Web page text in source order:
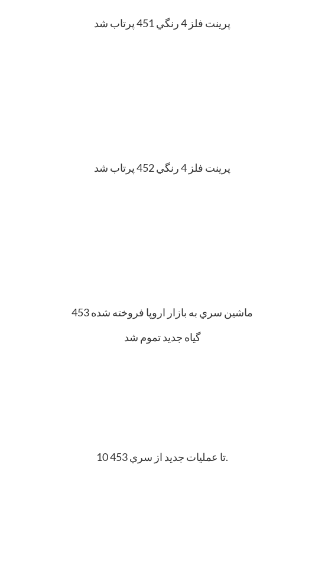
پرينت فلز 4 رنگي 451 پرتاب شد
پرينت فلز 4 رنگي 452 پرتاب شد
453 ماشين سري به بازار اروپا فروخته شده
گياه جديد تموم شد
10 تا عمليات جديد از سري 453.